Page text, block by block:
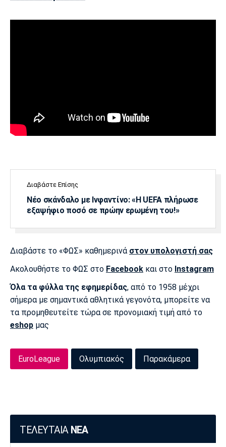
Παρασκήνιο
Μπαρτσελόνα
Ρεάλ
Μαδρίτης
Μαδρίτης
Μάντσεστερ
Τσέλσι Άρσεναλ
Λίβερπουλ
Μάντσεστερ
Γιουβέντους
Ίντερ Μίλαν Μπάγερν
Μπορούσια
Ντόρτμουντ
Παρί Σεν
Ζερμέν
Μαρσέιγ
Αστέρας
Διαβάστε Επίσης
Νέο σκάνδαλο με Ινφαντίνο: «Η UEFA πλήρωσε
εξαψήφιο ποσό σε πρώην ερωμένη του!»
Διαβάστε το «ΦΩΣ» καθημερινά στον υπολογιστή σας
Ακολουθήστε το ΦΩΣ στο Facebook και στο Instagram
Όλα τα φύλλα της εφημερίδας, από το 1958 μέχρι
σήμερα με σημαντικά αθλητικά γεγονότα, μπορείτε να
τα προμηθευτείτε τώρα σε προνομιακή τιμή από το
eshop μας
EuroLeague Ολυμπιακός Παρακάμερα
ΤΕΛΕΥΤΑΙΑ ΝΕΑ